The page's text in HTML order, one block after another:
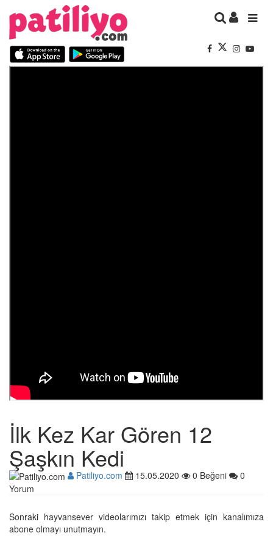
İlk Kez Kar Gören 12
Şaşkın Kedi
Patiliyo.com 15.05.2020 0 Beğeni
0
Yorum
Sonraki hayvansever videolarımızı takip etmek için kanalımıza
abone olmayı unutmayın.